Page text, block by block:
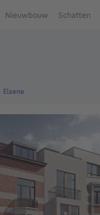
Nieuwbouw Schatten
Elsene